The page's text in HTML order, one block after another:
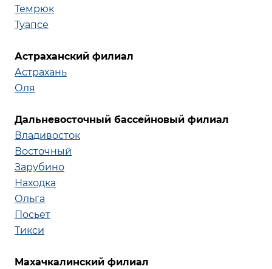
Темрюк
Туапсе
Астраханский филиал
Астрахань
Оля
Дальневосточный бассейновый филиал
Владивосток
Восточный
Зарубино
Находка
Ольга
Посьет
Тикси
Махачкалинский филиал